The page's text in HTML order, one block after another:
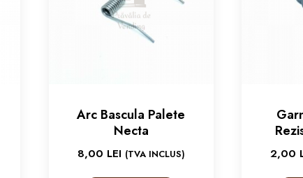
Arc Bascula Palete
Necta
8,00 LEI (TVA INCLUS) 2,00